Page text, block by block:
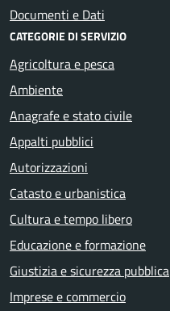
Documenti e Dati
CATEGORIE DI SERVIZIO
Agricoltura e pesca
Ambiente
Anagrafe e stato civile
Appalti pubblici
Autorizzazioni
Catasto e urbanistica
Cultura e tempo libero
Educazione e formazione
Giustizia e sicurezza pubblica
Imprese e commercio